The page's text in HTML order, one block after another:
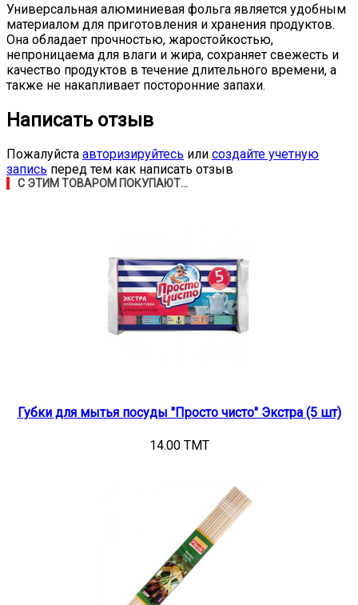
Универсальная алюминиевая фольга является удобным
материалом для приготовления и хранения продуктов.
Она обладает прочностью, жаростойкостью,
непроницаема для влаги и жира, сохраняет свежесть и
качество продуктов в течение длительного времени, а
также не накапливает посторонние запахи.
Написать отзыв
Пожалуйста авторизируйтесь или создайте учетную
запись перед тем как написать отзыв
С ЭТИМ ТОВАРОМ ПОКУПАЮТ...
Губки для мытья посуды "Просто чисто" Экстра (5 шт)
14.00 TMT